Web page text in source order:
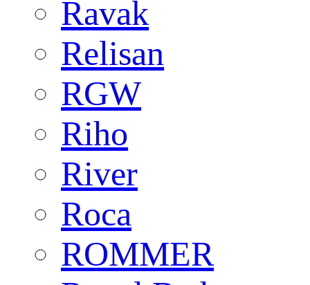
Ravak
Relisan
RGW
Riho
River
Roca
ROMMER